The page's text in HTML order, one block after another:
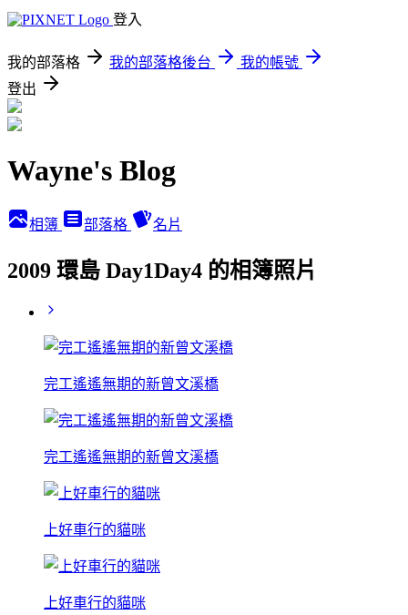
登入
我的部落格 我的部落格後台
我的帳號
登出
Wayne's Blog
相簿 部落格 名片
2009 環島 Day1Day4 的相簿照片
完工遙遙無期的新曾文溪橋
完工遙遙無期的新曾文溪橋
上好車行的貓咪
上好車行的貓咪